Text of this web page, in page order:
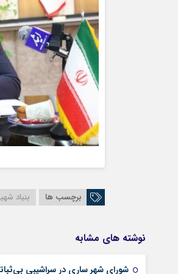
برچسب ها بنیاد
نوشته های مشابه
شورای شهر ساری در سراشیبی